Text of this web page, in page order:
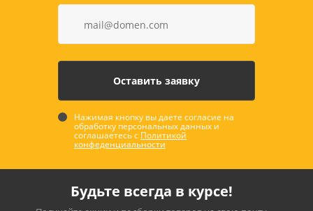
Нажимая кнопку вы даете согласие на
обработку персональных данных и
соглашаетесь с Политикой
конфеденциальности
Будьте всегда в курсе!